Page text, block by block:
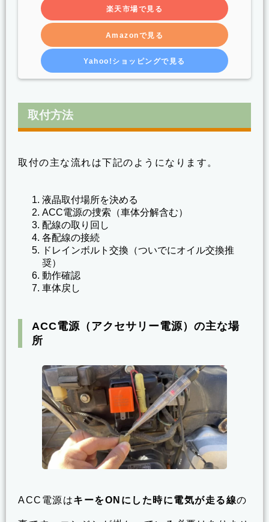
楽天市場で見る
Amazonで見る
Yahoo!ショッピングで見る
取付方法
取付の主な流れは下記のようになります。
液晶取付場所を決める
ACC電源の捜索（車体分解含む）
配線の取り回し
各配線の接続
ドレインボルト交換（ついでにオイル交換推
奨）
動作確認
車体戻し
ACC電源（アクセサリー電源）の主な場
所
ACC電源はキーをONにした時に電気が走る線の